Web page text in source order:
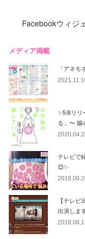
Facebookウィジ
メディア掲載
「アネ
✨5/8リリ
る」〜
テレビで
😊✨
【テレ
出演しま